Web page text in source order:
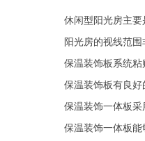
休闲型阳光房主
阳光房的视线范
保温装饰板系统
保温装饰板有良
保温装饰一体板采
保温装饰一体板